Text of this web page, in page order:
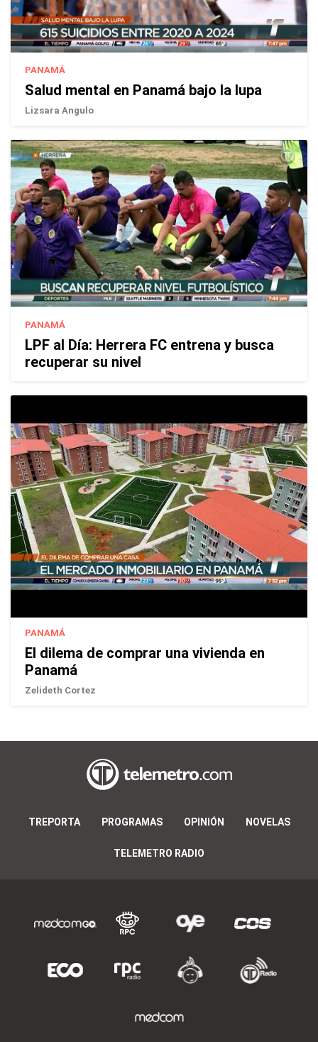
PANAMÁ
Salud mental en Panamá bajo la lupa
Lizsara Angulo
PANAMÁ
LPF al Día: Herrera FC entrena y busca
recuperar su nivel
PANAMÁ
El dilema de comprar una vivienda en
Panamá
Zelideth Cortez
TREPORTA PROGRAMAS OPINIÓN NOVELAS
TELEMETRO RADIO